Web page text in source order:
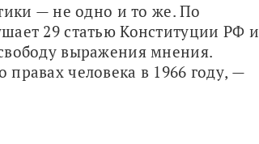
— не одно и то же. По
29 статью Конституции РФ и
выражения мнения.
человека в 1966 году, —